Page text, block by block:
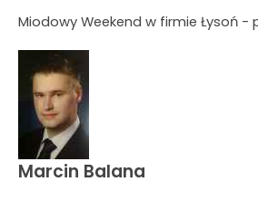
Miodowy Weekend w firmie Łysoń -
Marcin Balana